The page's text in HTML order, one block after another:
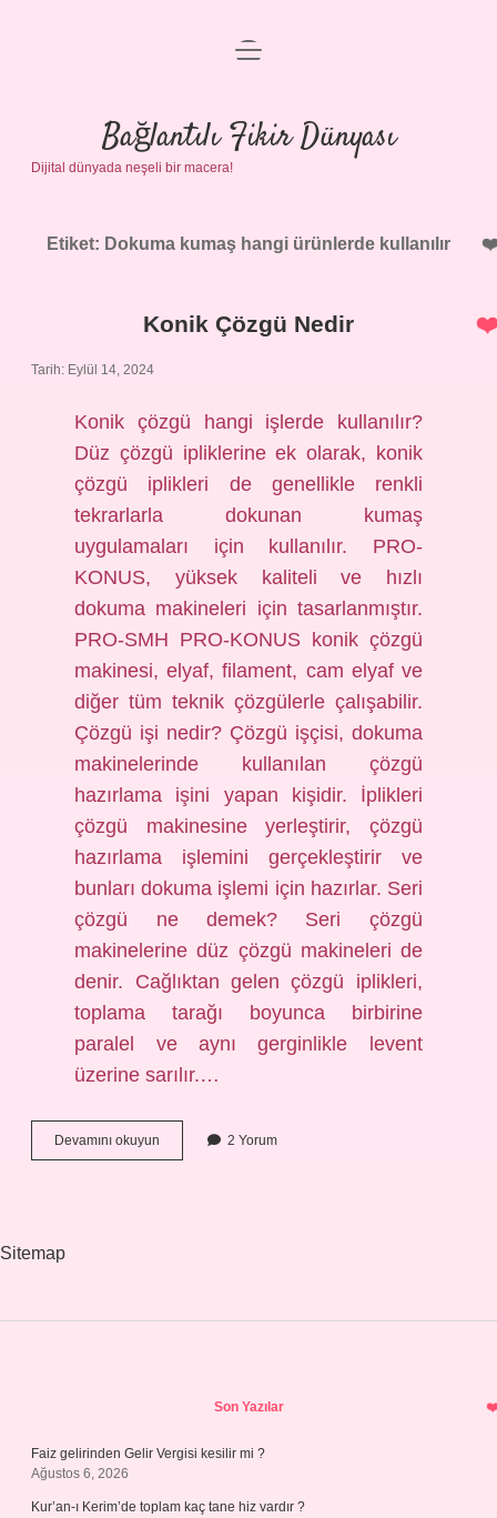
Anasayfa
Gizlilik Politikası
Yasal Uyarı
menüyü
Bağlantılı Fikir Dünyası
Dijital dünyada neşeli bir macera!
Etiket: Dokuma kumaş hangi ürünlerde kullanılır
Konik Çözgü Nedir
Tarih: Eylül 14, 2024
Konik çözgü hangi işlerde kullanılır?
Düz çözgü ipliklerine ek olarak, konik
çözgü iplikleri de genellikle renkli
tekrarlarla dokunan kumaş
uygulamaları için kullanılır. PRO-
KONUS, yüksek kaliteli ve hızlı
dokuma makineleri için tasarlanmıştır.
PRO-SMH PRO-KONUS konik çözgü
makinesi, elyaf, filament, cam elyaf ve
diğer tüm teknik çözgülerle çalışabilir.
Çözgü işi nedir? Çözgü işçisi, dokuma
makinelerinde kullanılan çözgü
hazırlama işini yapan kişidir. İplikleri
çözgü makinesine yerleştirir, çözgü
hazırlama işlemini gerçekleştirir ve
bunları dokuma işlemi için hazırlar. Seri
çözgü ne demek? Seri çözgü
makinelerine düz çözgü makineleri de
denir. Cağlıktan gelen çözgü iplikleri,
toplama tarağı boyunca birbirine
paralel ve aynı gerginlikle levent
üzerine sarılır.…
Devamını okuyun
Çözgü
2 Yorum
Sitemap
Son Yazılar
Faiz gelirinden Gelir Vergisi kesilir mi ?
Ağustos 6, 2026
Kur’an-ı Kerim’de toplam kaç tane hiz vardır ?